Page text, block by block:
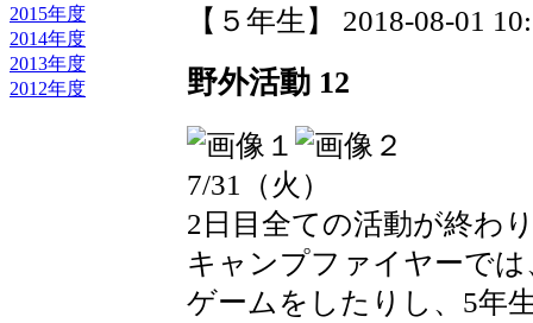
2015年度
2014年度
2013年度
2012年度
【５年生】 2018-08-01
野外活動 12
7/31（火）
2日目全ての活動が終わ
キャンプファイヤーで
ゲームをしたりし、5年